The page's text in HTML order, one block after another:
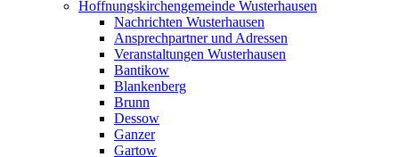
Hoffnungskirchengemeinde Wusterhausen
Nachrichten Wusterhausen
Ansprechpartner und Adressen
Veranstaltungen Wusterhausen
Bantikow
Blankenberg
Brunn
Dessow
Ganzer
Gartow